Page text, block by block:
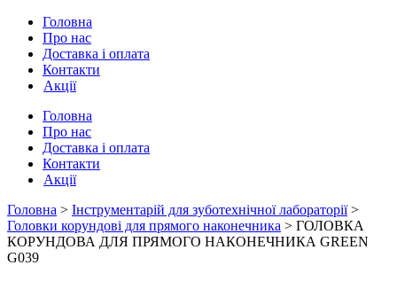
Головна
Про нас
Доставка і оплата
Контакти
Акції
Головна
Про нас
Доставка і оплата
Контакти
Акції
Головна > Інструментарій для зуботехнічної лабораторії>
Головки корундові для прямого наконечника > ГОЛОВКА
КОРУНДОВА ДЛЯ ПРЯМОГО НАКОНЕЧНИКА GREEN
G039